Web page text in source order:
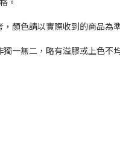
顏色請以實際收到的商品為
一無二，略有溢膠或上色不